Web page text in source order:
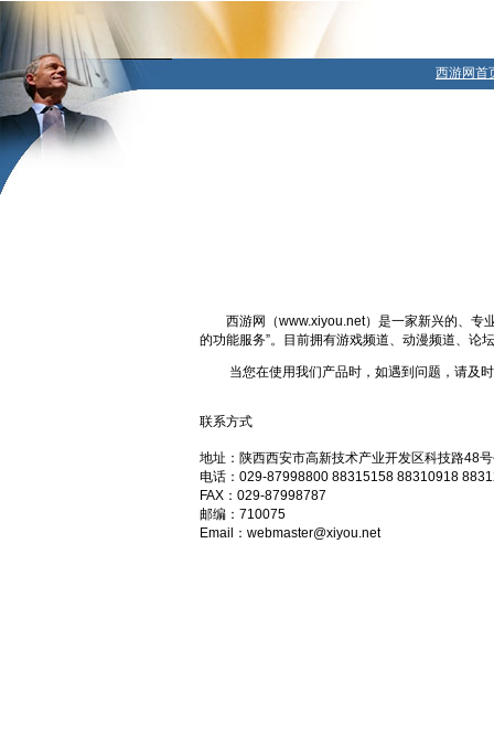
西游网首
西游网（www.xiyou.net）是一家新兴的、专业
的功能服务”。目前拥有游戏频道、动漫频道、论
当您在使用我们产品时，如遇到问题，请及时
联系方式
地址：陕西西安市高新技术产业开发区科技路48
电话：029-87998800 88315158 88310918
FAX：029-87998787
邮编：710075
Email： webmaster@xiyou.net